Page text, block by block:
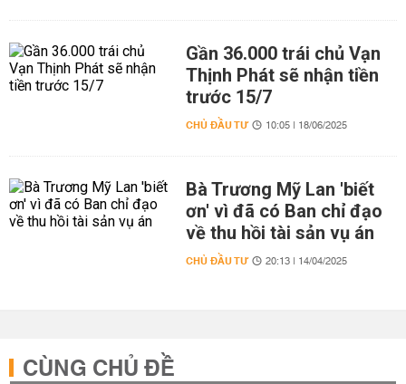
Gần 36.000 trái chủ Vạn
Thịnh Phát sẽ nhận tiền
trước 15/7
CHỦ ĐẦU TƯ 10:05 | 18/06/2025
Bà Trương Mỹ Lan 'biết
ơn' vì đã có Ban chỉ đạo
về thu hồi tài sản vụ án
CHỦ ĐẦU TƯ 20:13 | 14/04/2025
CÙNG CHỦ ĐỀ